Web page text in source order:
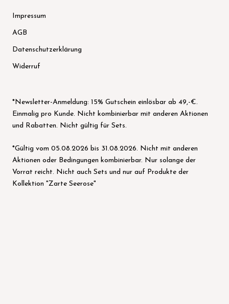
Impressum
AGB
Datenschutzerklärung
Widerruf
*Newsletter-Anmeldung: 15% Gutschein einlösbar ab 49,-€.
Einmalig pro Kunde. Nicht kombinierbar mit anderen Aktionen
und Rabatten. Nicht gültig für Sets.
*Gültig vom 05.08.2026 bis 31.08.2026. Nicht mit anderen
Aktionen oder Bedingungen kombinierbar. Nur solange der
Vorrat reicht. Nicht auch Sets und nur auf Produkte der
Kollektion "Zarte Seerose"